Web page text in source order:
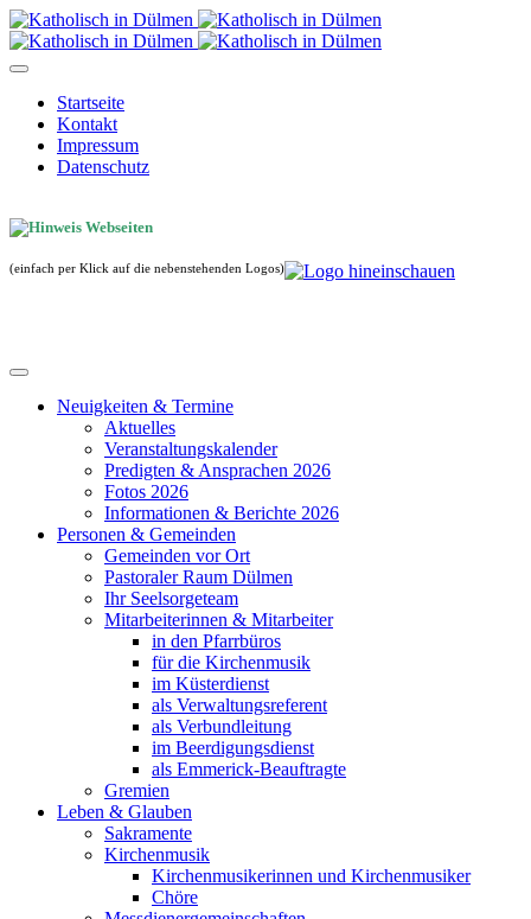
Startseite
Kontakt
Impressum
Datenschutz
(einfach per Klick auf die nebenstehenden Logos)
Neuigkeiten & Termine
Aktuelles
Veranstaltungskalender
Predigten & Ansprachen 2026
Fotos 2026
Informationen & Berichte 2026
Personen & Gemeinden
Gemeinden vor Ort
Pastoraler Raum Dülmen
Ihr Seelsorgeteam
Mitarbeiterinnen & Mitarbeiter
in den Pfarrbüros
für die Kirchenmusik
im Küsterdienst
als Verwaltungsreferent
als Verbundleitung
im Beerdigungsdienst
als Emmerick-Beauftragte
Gremien
Leben & Glauben
Sakramente
Kirchenmusik
Kirchenmusikerinnen und Kirchenmusiker
Chöre